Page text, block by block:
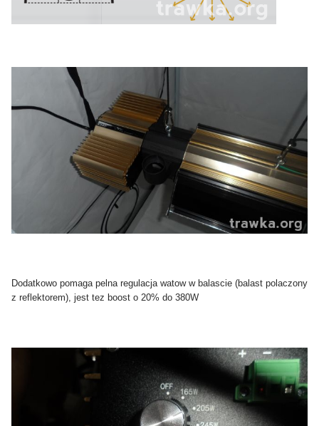
Dodatkowo pomaga pelna regulacja watow w balascie (balast polaczony
z reflektorem), jest tez boost o 20% do 380W